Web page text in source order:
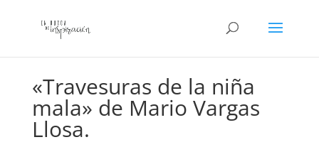
«Travesuras de la niña
mala» de Mario Vargas
Llosa.